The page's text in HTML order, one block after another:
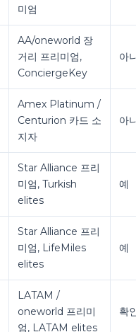
미엄
AA/oneworld 장
거리 프리미엄,
ConciergeKey
아
Amex Platinum /
Centurion 카드 소
지자
아
Star Alliance 프리
미엄, Turkish
elites
예
Star Alliance 프리
미엄, LifeMiles
elites
예
LATAM /
oneworld 프리미
엄, LATAM elites
확